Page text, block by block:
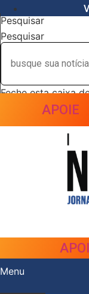
Pesquisar
Pesquisar
Feche esta caixa
APOIE
Menu